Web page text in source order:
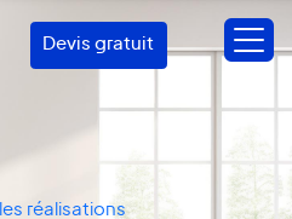
Devis gratuit
les réalisations